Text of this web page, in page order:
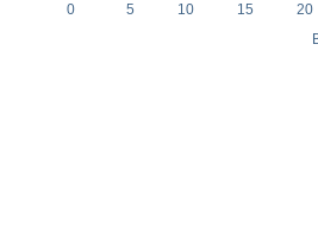
0
5 10 15 20